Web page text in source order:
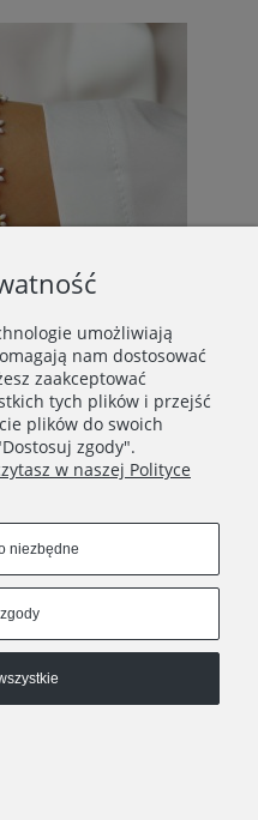
zł
umożliwiają
nam dostosować
zaakceptować
tych plików i przejść
plików do swoich
zgody".
w naszej Polityce
niezbędne